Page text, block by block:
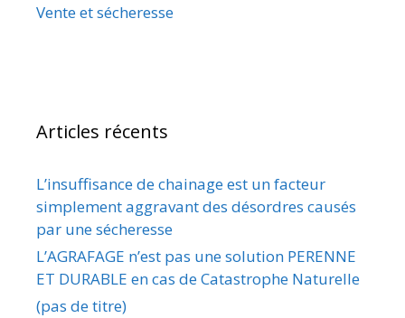
Vente et sécheresse
Articles récents
L’insuffisance de chainage est un facteur
simplement aggravant des désordres causés
par une sécheresse
L’AGRAFAGE n’est pas une solution PERENNE
ET DURABLE en cas de Catastrophe Naturelle
(pas de titre)